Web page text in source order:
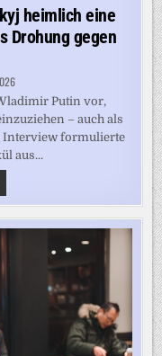
heimlich eine
Drohung gegen
Putin vor,
– auch als
Interview formulierte
aus...